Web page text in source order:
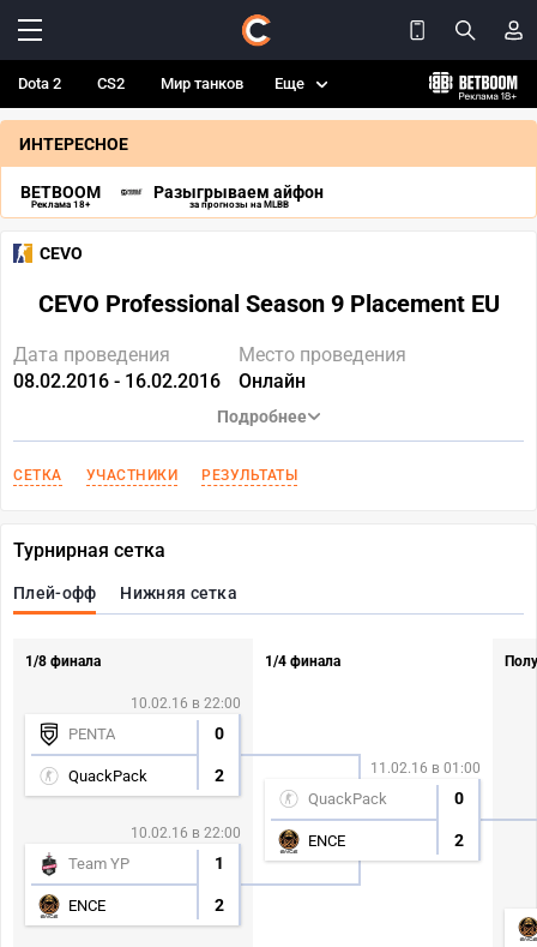
Dota 2 CS2 Мир танков Еще
ИНТЕРЕСНОЕ
BETBOOM
Реклама 18+
Разыгрываем айфон
за прогнозы на MLBB
CEVO
CEVO Professional Season 9 Placement EU
Дата проведения
08.02.2016 - 16.02.2016
Место проведения
Онлайн
Подробнее
СЕТКА УЧАСТНИКИ РЕЗУЛЬТАТЫ
Турнирная сетка
Плей-офф Нижняя сетка
1/8 финала
10.02.16 в 22:00
PENTA 0
QuackPack 2
10.02.16 в 22:00
Team YP 1
ENCE 2
1/4 финала
11.02.16 в 01:00
QuackPack 0
ENCE 2